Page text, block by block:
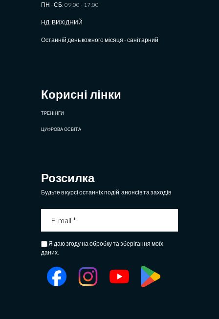
ПН - СБ: 09:00 - 17:00
НД: ВИХIДНИЙ
Останній день кожного місяця - санітарний
Корисні лінки
ТРЕНІНГИ
ЦИФРОВА ОСВІТА
Розсилка
Будьте в курсі останніх подій, анонсів та заходів
Я даю згоду на обробку та зберігання моїх
даних.